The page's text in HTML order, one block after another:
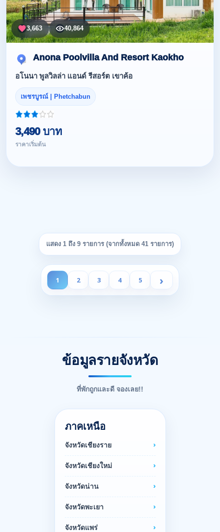
3,663 40,864
Anona Poolvilla And Resort Kaokho
อโนนา พูลวิลล่า แอนด์ รีสอร์ต เขาค้อ
เพชรบูรณ์ | Phetchabun
3,490 บาท
ราคาเริ่มต้น
แสดง 1 ถึง 9 รายการ (จากทั้งหมด 41 รายการ)
1 2 3 4 5 ›
ข้อมูลรายจังหวัด
ที่พักถูกและดี จองเลย!!
ภาคเหนือ
จังหวัดเชียงราย
จังหวัดเชียงใหม่
จังหวัดน่าน
จังหวัดพะเยา
จังหวัดแพร่